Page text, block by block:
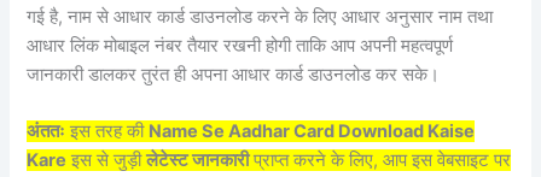
गई है, नाम से आधार कार्ड डाउनलोड करने के लिए आधार अनुसार नाम तथा
आधार लिंक मोबाइल नंबर तैयार रखनी होगी ताकि आप अपनी महत्वपूर्ण
जानकारी डालकर तुरंत ही अपना आधार कार्ड डाउनलोड कर सके।
अंततः इस तरह की Name Se Aadhar Card Download Kaise
Kare इस से जुड़ीलेटेस्ट जानकारीप्राप्त करने के लिए, आप इस वेबसाइट पर